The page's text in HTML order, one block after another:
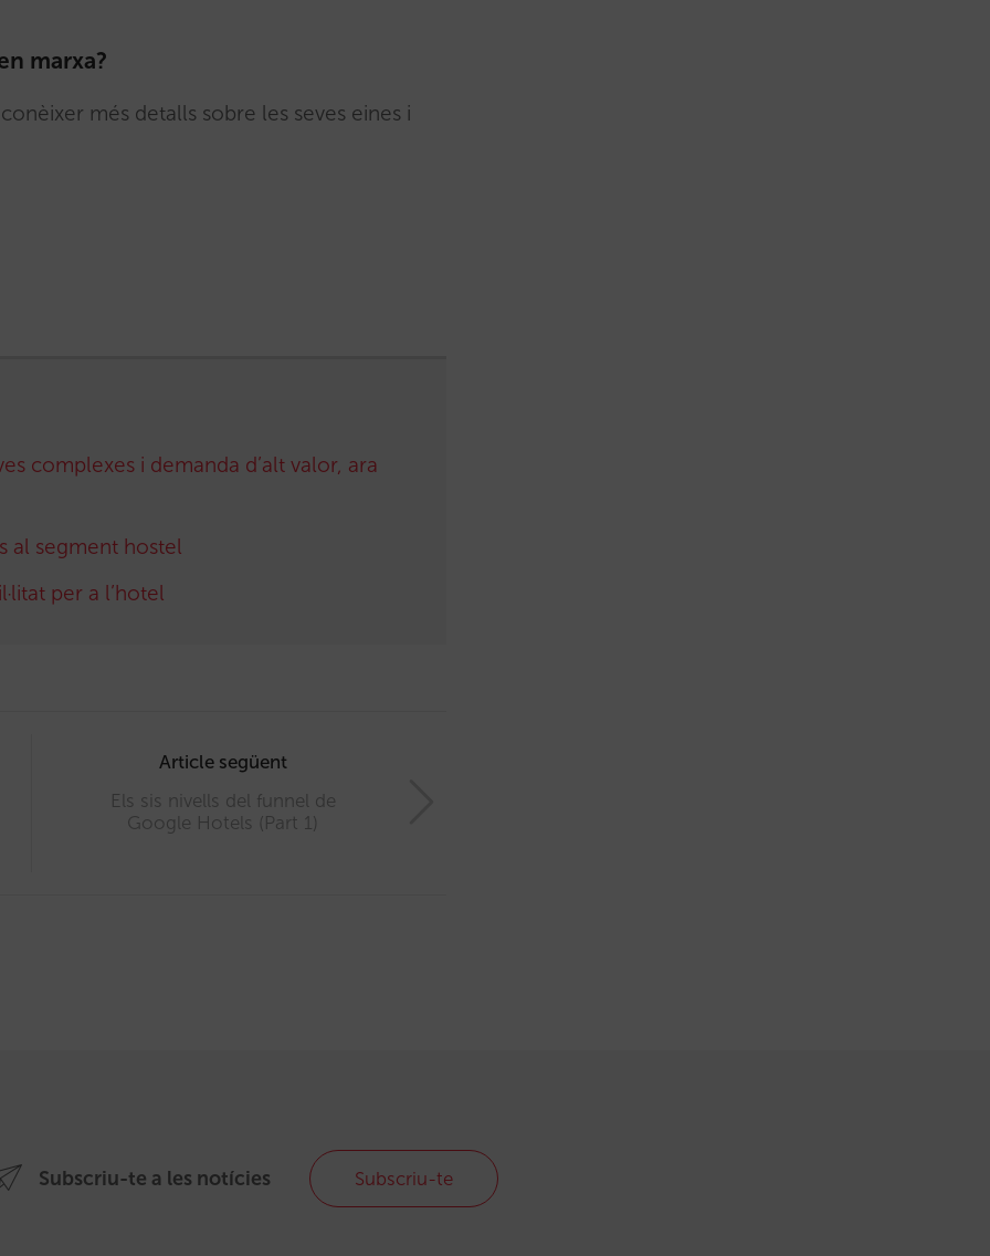
marxa?
més detalls sobre les seves eines i
complexes i demanda d’alt valor, ara
al segment hostel
per a l’hotel
Article següent
Els sis nivells del funnel de
Google Hotels (Part 1)
Subscriu-te a les notícies Subscriu-te